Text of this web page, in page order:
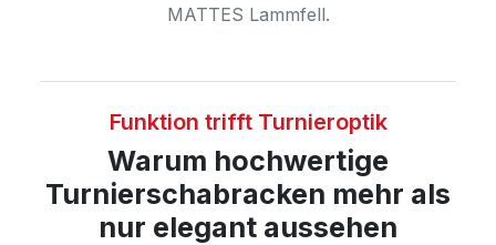
MATTES Lammfell.
Funktion trifft Turnieroptik
Warum hochwertige
Turnierschabracken mehr als
nur elegant aussehen